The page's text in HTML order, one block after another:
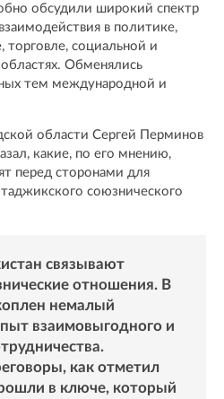
обсудили широкий спектр
в политике,
торговле, социальной и
Обменялись
тем международной и
области Сергей Перминов
какие, по его мнению,
перед сторонами для
союзнического
связывают
отношения. В
немалый
взаимовыгодного и
как отметил
в ключе, который